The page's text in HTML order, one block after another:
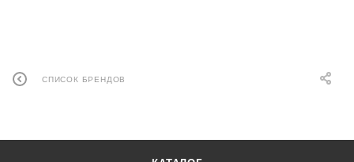
СПИСОК БРЕНДОВ